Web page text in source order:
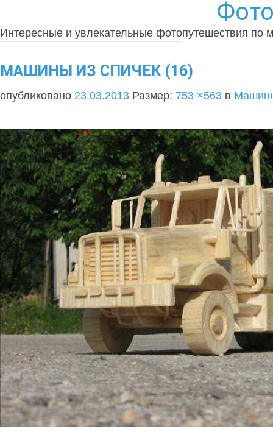
Интересные и увлекательные фотопутешествия по
МАШИНЫ ИЗ СПИЧЕК (16)
опубликовано 23.03.2013 Размер: 753 ×563 в